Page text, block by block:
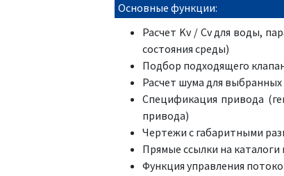
Основные функции:
Расчет Kv / Cv для воды,
состояния среды)
Подбор подходящего
Расчет шума для
Спецификация привода
привода)
Чертежи с габаритными
Прямые ссылки на
Функция управления